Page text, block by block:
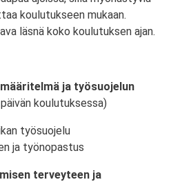
koulutukseen mukaan.
läsnä koko koulutuksen ajan.
ja työsuojelun
koulutuksessa)
työsuojelu
ja työnopastus
terveyteen ja